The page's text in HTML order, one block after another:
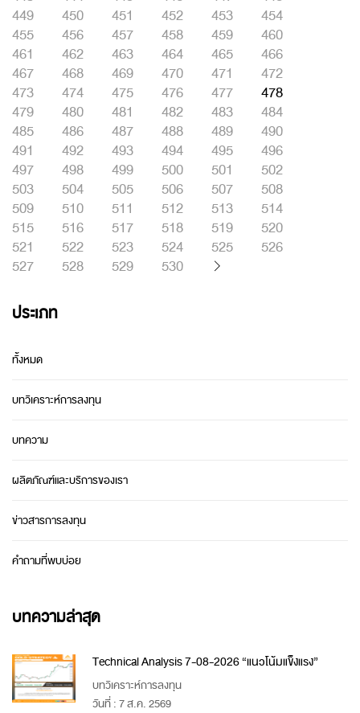
449
450 451 452 453
454
455
456 457 458 459
460
461
462 463 464 465
466
467
468 469 470 471
472
473
474 475 476 477
478
479
480 481 482 483
484
485
486 487 488 489
490
491
492 493 494 495
496
497
498 499 500 501
502
503
504 505 506 507
508
509
510 511 512 513
514
515
516 517 518 519
520
521
522 523 524 525
526
527
528 529 530
ประเภท
ทั้งหมด
บทวิเคราะห์การลงทุน
บทความ
ผลิตภัณฑ์และบริการของเรา
ข่าวสารการลงทุน
คำถามที่พบบ่อย
บทความล่าสุด
Technical Analysis 7-08-2026 “แนวโน้มแข็งแรง”
บทวิเคราะห์การลงทุน
วันที่ : 7 ส.ค. 2569